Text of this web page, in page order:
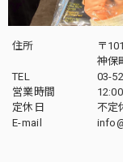
住所
〒
神保
TEL
03-
営業時間
定休日
不定
E-mail